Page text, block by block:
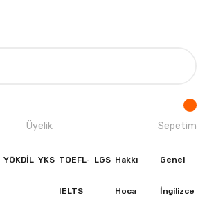
Üyelik Sepetim
YÖKDİL YKS TOEFL-
IELTS
LGS Hakkı
Hoca
Genel
İngilizce